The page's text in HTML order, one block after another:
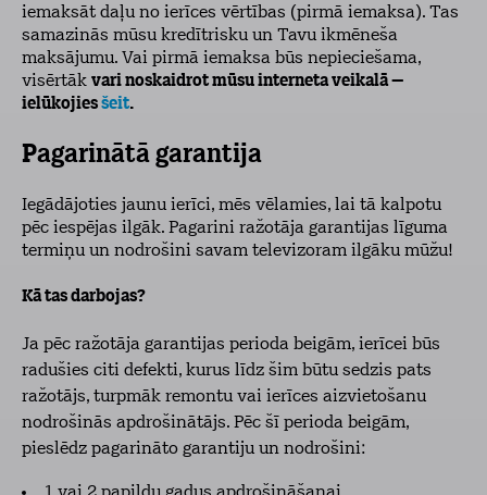
iemaksāt daļu no ierīces vērtības (pirmā iemaksa). Tas
samazinās mūsu kredītrisku un Tavu ikmēneša
maksājumu. Vai pirmā iemaksa būs nepieciešama,
visērtāk vari noskaidrot mūsu interneta veikalā –
ielūkojiesšeit.
Pagarinātā garantija
Iegādājoties jaunu ierīci, mēs vēlamies, lai tā kalpotu
pēc iespējas ilgāk. Pagarini ražotāja garantijas līguma
termiņu un nodrošini savam televizoram ilgāku mūžu!
Kā tas darbojas?
Ja pēc ražotāja garantijas perioda beigām, ierīcei būs
radušies citi defekti, kurus līdz šim būtu sedzis pats
ražotājs, turpmāk remontu vai ierīces aizvietošanu
nodrošinās apdrošinātājs. Pēc šī perioda beigām,
pieslēdz pagarināto garantiju un nodrošini: